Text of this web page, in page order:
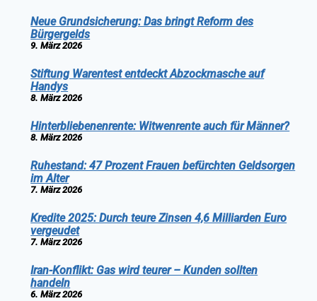
Neue Grundsicherung: Das bringt Reform des
Bürgergelds
9. März 2026
Stiftung Warentest entdeckt Abzockmasche auf
Handys
8. März 2026
Hinterbliebenenrente: Witwenrente auch für Männer?
8. März 2026
Ruhestand: 47 Prozent Frauen befürchten Geldsorgen
im Alter
7. März 2026
Kredite 2025: Durch teure Zinsen 4,6 Milliarden Euro
vergeudet
7. März 2026
Iran-Konflikt: Gas wird teurer – Kunden sollten
handeln
6. März 2026